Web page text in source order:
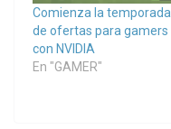
Comienza la temporada
de ofertas para gamers
con NVIDIA
En "GAMER"